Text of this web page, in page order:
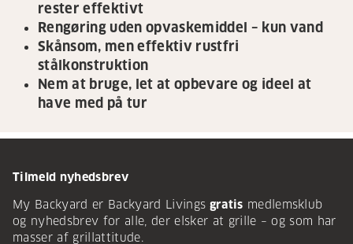
rester effektivt
Rengøring uden opvaskemiddel – kun vand
Skånsom, men effektiv rustfri
stålkonstruktion
Nem at bruge, let at opbevare og ideel at
have med på tur
Tilmeld nyhedsbrev
My Backyard er Backyard Livings gratis medlemsklub
og nyhedsbrev for alle, der elsker at grille – og som har
masser af grillattitude.